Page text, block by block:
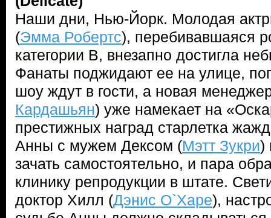
Наши дни, Нью-Йорк. Молодая
(Эмма Робертс), перебивавшаяся
категории B, внезапно достигла
Фанаты поджидают ее на улице,
шоу ждут в гости, а новая
Кардашьян) уже намекает на
престижных наград старлетка
Анны с мужем Дексом (Мэтт Зукри)
зачать самостоятельно, и пара
клинику репродукции в штате.
доктор Хилл (Дэнис О`Харе),